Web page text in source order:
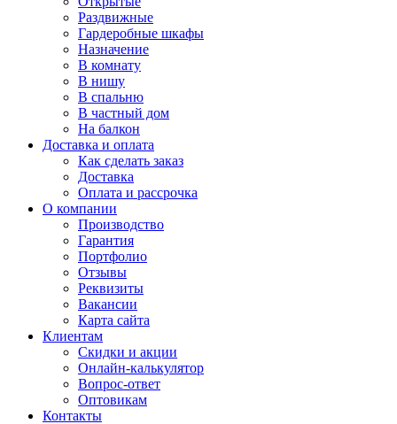
Раздвижные
Гардеробные шкафы
Назначение
В комнату
В нишу
В спальню
В частный дом
На балкон
Доставка и оплата
Как сделать заказ
Доставка
Оплата и рассрочка
О компании
Производство
Гарантия
Портфолио
Отзывы
Реквизиты
Вакансии
Карта сайта
Клиентам
Скидки и акции
Онлайн-калькулятор
Вопрос-ответ
Оптовикам
Контакты